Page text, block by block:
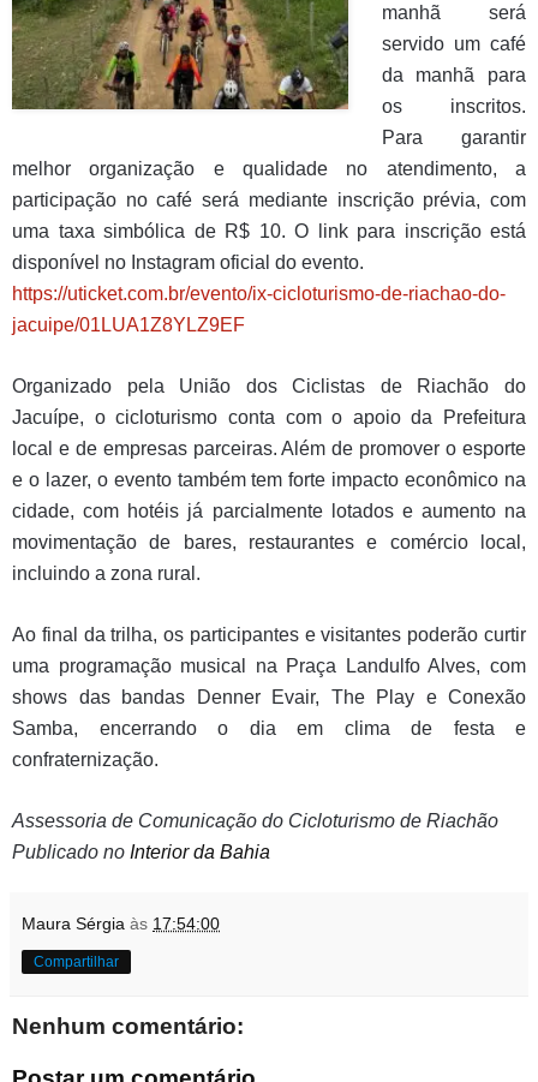
manhã será
servido um café
da manhã para
os inscritos.
Para garantir
melhor organização e qualidade no atendimento, a
participação no café será mediante inscrição prévia, com
uma taxa simbólica de R$ 10. O link para inscrição está
disponível no Instagram oficial do evento.
https://uticket.com.br/evento/ix-cicloturismo-de-riachao-do-
jacuipe/01LUA1Z8YLZ9EF
Organizado pela União dos Ciclistas de Riachão do
Jacuípe, o cicloturismo conta com o apoio da Prefeitura
local e de empresas parceiras. Além de promover o esporte
e o lazer, o evento também tem forte impacto econômico na
cidade, com hotéis já parcialmente lotados e aumento na
movimentação de bares, restaurantes e comércio local,
incluindo a zona rural.
Ao final da trilha, os participantes e visitantes poderão curtir
uma programação musical na Praça Landulfo Alves, com
shows das bandas Denner Evair, The Play e Conexão
Samba, encerrando o dia em clima de festa e
confraternização.
Assessoria de Comunicação do Cicloturismo de Riachão
Publicado no Interior da Bahia
Maura Sérgia às 17:54:00
Compartilhar
Nenhum comentário: